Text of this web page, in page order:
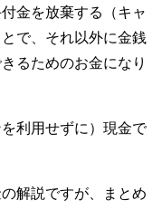
金を放棄する（キャ
で、それ以外に金銭
るためのお金になり
利用せずに）現金で
解説ですが、まとめ